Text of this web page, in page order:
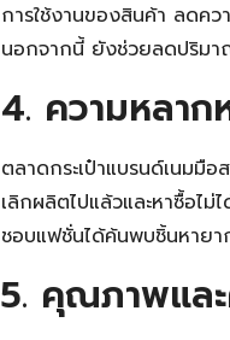
การใช้งานของสินค้า ลดค
นอกจากนี้ ยังช่วยลดปริม
4. ความหลาก
ตลาดกระเป๋าแบรนด์เนมมื
เลิกผลิตไปแล้วและหาซื้อไม่
ชอบแฟชั่นได้ค้นพบชิ้นหายา
5. คุณภาพแล